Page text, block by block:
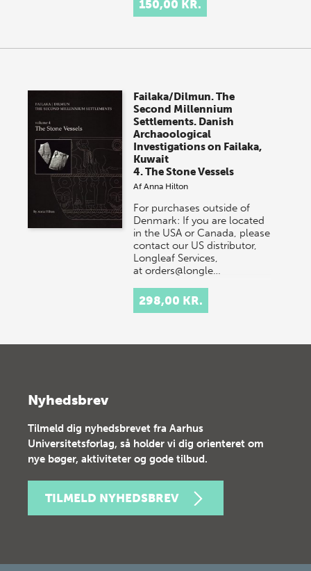
150,00 KR.
Failaka/Dilmun. The
Second Millennium
Settlements. Danish
Archaoological
Investigations on Failaka,
Kuwait
4. The Stone Vessels
AfAnna Hilton
For purchases outside of
Denmark: If you are located
in the USA or Canada, please
contact our US distributor,
Longleaf Services,
at orders@longle…
298,00 KR.
Nyhedsbrev
Tilmeld dig nyhedsbrevet fra Aarhus
Universitetsforlag, så holder vi dig orienteret om
nye bøger, aktiviteter og gode tilbud.
TILMELD NYHEDSBREV